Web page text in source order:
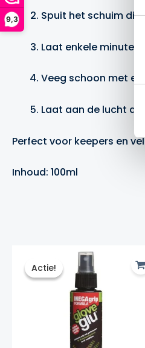
9,3 Spuit het schuim
Laat enkele minuten
Veeg schoon met
Laat aan de lucht
Perfect voor keepers en
Inhoud: 100ml
Actie!
Actie!